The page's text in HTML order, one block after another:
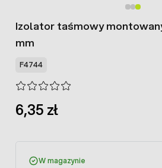
Izolator taśmowy
mm
F4744
6,35 zł
W magazynie